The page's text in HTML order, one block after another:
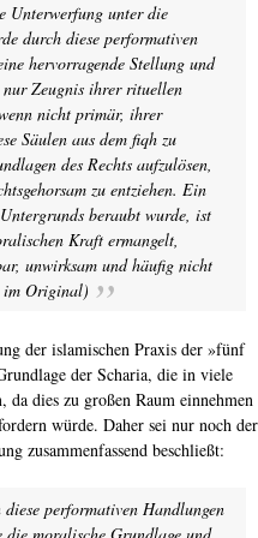
unter die
durch diese performativen
hervorragende Stellung und
Zeugnis ihrer rituellen
nicht primär, ihrer
Säulen aus dem fiqh zu
des Rechts aufzulösen,
zu entziehen. Ein
beraubt wurde, ist
Kraft ermangelt,
unwirksam und häufig nicht
im Original)
der islamischen Praxis der »fünf
der Scharia, die in viele
dies zu großen Raum einnehmen
würde. Daher sei nur noch der
zusammenfassend beschließt:
performativen Handlungen